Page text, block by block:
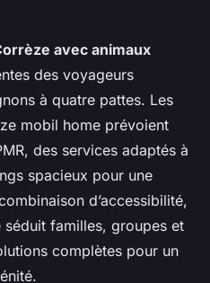
avec animaux
des voyageurs
à quatre pattes. Les
mobil home prévoient
des services adaptés à
spacieux pour une
d’accessibilité,
familles, groupes et
complètes pour un